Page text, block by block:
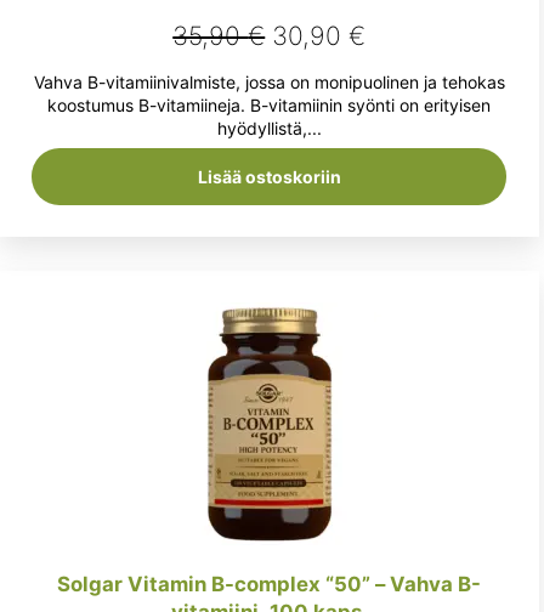
35,90€ Alkuperäinen
oli:
35,90 €.
30,90€
hinta
on:
Vahva B-vitamiinivalmiste, jossa on monipuolinen ja tehokas
koostumus B-vitamiineja. B-vitamiinin syönti on erityisen
hyödyllistä,...
Lisää ostoskoriin
Solgar Vitamin B-complex “50” – Vahva B-